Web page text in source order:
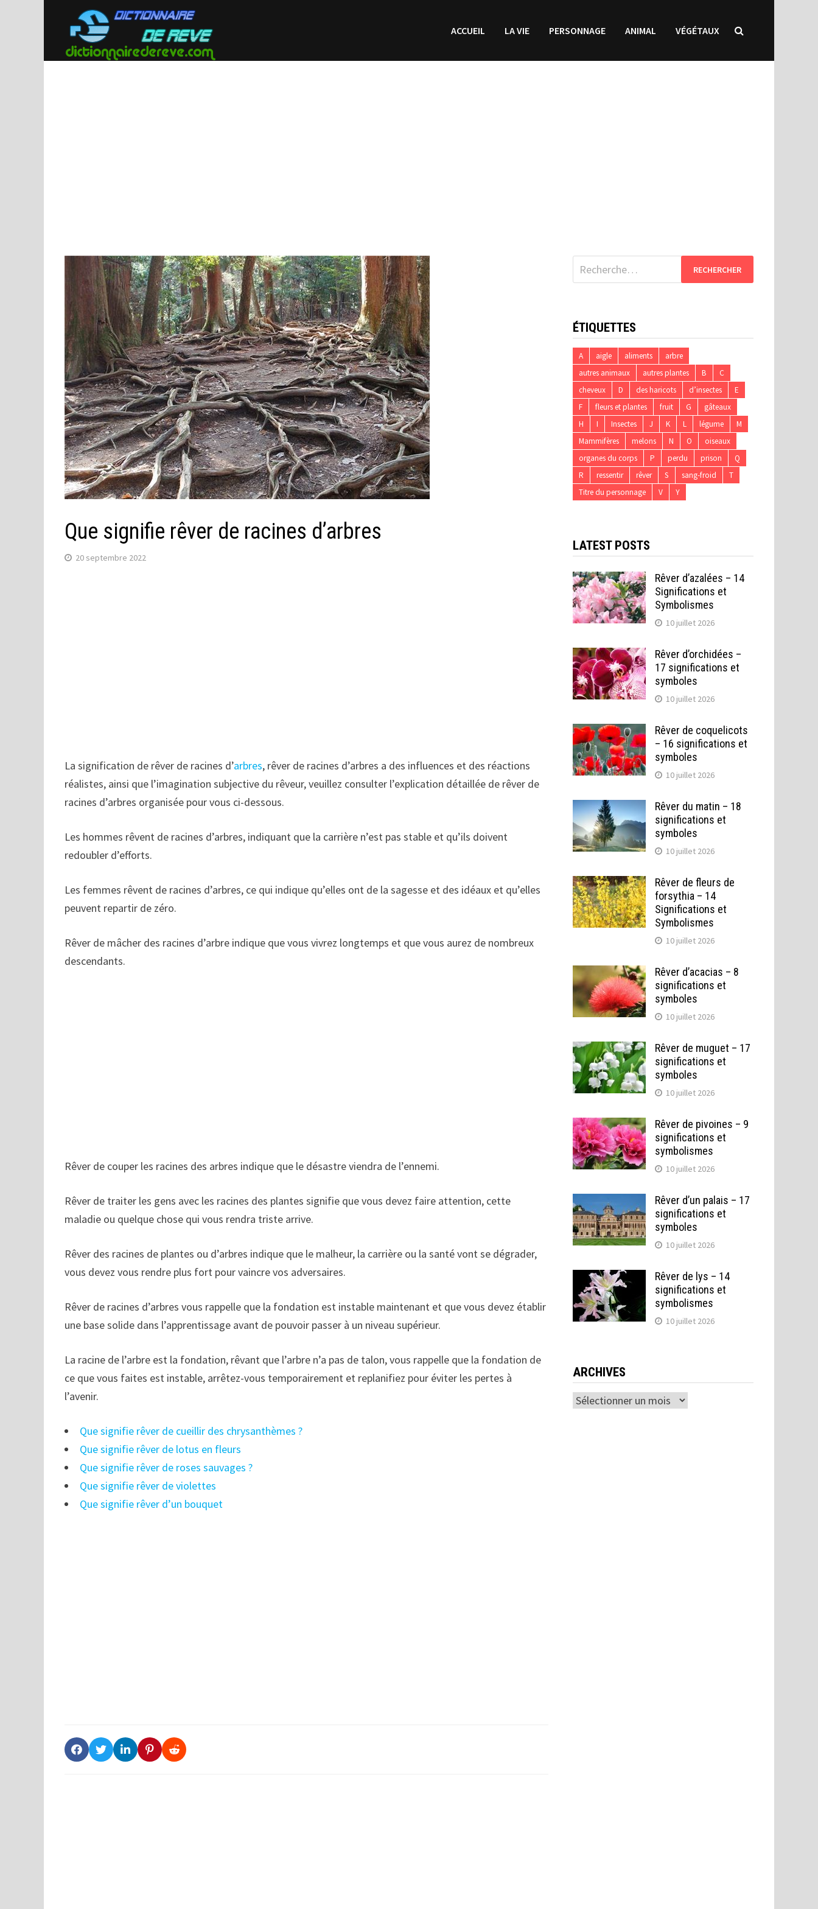
contenu
ACCUEIL LA VIE PERSONNAGE ANIMAL VÉGÉTAUX
Que signifie rêver de racines d’arbres
20 septembre 2022
La signification de rêver de racines d’arbres, rêver de racines d’arbres a des influences et des réactions
réalistes, ainsi que l’imagination subjective du rêveur, veuillez consulter l’explication détaillée de rêver de
racines d’arbres organisée pour vous ci-dessous.
Les hommes rêvent de racines d’arbres, indiquant que la carrière n’est pas stable et qu’ils doivent
redoubler d’efforts.
Les femmes rêvent de racines d’arbres, ce qui indique qu’elles ont de la sagesse et des idéaux et qu’elles
peuvent repartir de zéro.
Rêver de mâcher des racines d’arbre indique que vous vivrez longtemps et que vous aurez de nombreux
descendants.
Rêver de couper les racines des arbres indique que le désastre viendra de l’ennemi.
Rêver de traiter les gens avec les racines des plantes signifie que vous devez faire attention, cette
maladie ou quelque chose qui vous rendra triste arrive.
Rêver des racines de plantes ou d’arbres indique que le malheur, la carrière ou la santé vont se dégrader,
vous devez vous rendre plus fort pour vaincre vos adversaires.
Rêver de racines d’arbres vous rappelle que la fondation est instable maintenant et que vous devez établir
une base solide dans l’apprentissage avant de pouvoir passer à un niveau supérieur.
La racine de l’arbre est la fondation, rêvant que l’arbre n’a pas de talon, vous rappelle que la fondation de
ce que vous faites est instable, arrêtez-vous temporairement et replanifiez pour éviter les pertes à
l’avenir.
Que signifie rêver de cueillir des chrysanthèmes ?
Que signifie rêver de lotus en fleurs
Que signifie rêver de roses sauvages ?
Que signifie rêver de violettes
Que signifie rêver d’un bouquet
Rechercher :
ÉTIQUETTES
A aigle aliments
arbre
autres animaux
autres plantes B
C
cheveux
D des haricots d’insectes
E
F
fleurs et plantes fruit G
gâteaux
H
I Insectes J K L légume
M
Mammifères
melons N O
oiseaux
organes du corps
P perdu prison
Q
R
ressentir rêver S sang-froid
T
Titre du personnage
V Y
LATEST POSTS
Rêver d’azalées – 14
Significations et
Symbolismes
10 juillet 2026
Rêver d’orchidées –
17 significations et
symboles
10 juillet 2026
Rêver de coquelicots
– 16 significations et
symboles
10 juillet 2026
Rêver du matin – 18
significations et
symboles
10 juillet 2026
Rêver de fleurs de
forsythia – 14
Significations et
Symbolismes
10 juillet 2026
Rêver d’acacias – 8
significations et
symboles
10 juillet 2026
Rêver de muguet – 17
significations et
symboles
10 juillet 2026
Rêver de pivoines – 9
significations et
symbolismes
10 juillet 2026
Rêver d’un palais – 17
significations et
symboles
10 juillet 2026
Rêver de lys – 14
significations et
symbolismes
10 juillet 2026
ARCHIVES
Archives